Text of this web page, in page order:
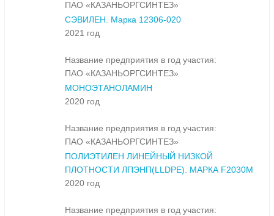
ПАО «КАЗАНЬОРГСИНТЕЗ»
СЭВИЛЕН. Марка 12306-020
2021 год
Название предприятия в год участия:
ПАО «КАЗАНЬОРГСИНТЕЗ»
МОНОЭТАНОЛАМИН
2020 год
Название предприятия в год участия:
ПАО «КАЗАНЬОРГСИНТЕЗ»
ПОЛИЭТИЛЕН ЛИНЕЙНЫЙ НИЗКОЙ
ПЛОТНОСТИ ЛПЭНП(LLDPE). МАРКА F2030M
2020 год
Название предприятия в год участия: